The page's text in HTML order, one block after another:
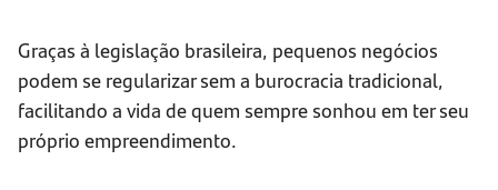
Graças à legislação brasileira, pequenos negócios
podem se regularizar sem a burocracia tradicional,
facilitando a vida de quem sempre sonhou em ter seu
próprio empreendimento.